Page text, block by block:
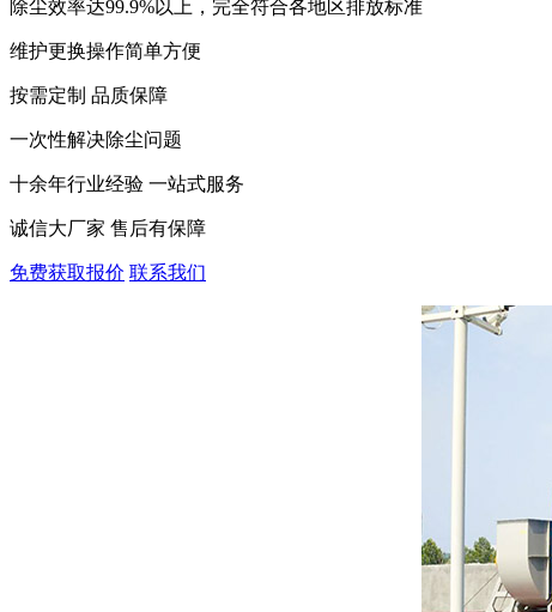
除尘效率达99.9%以上，完全符合各地区排放标准
维护更换操作简单方便
按需定制 品质保障
一次性解决除尘问题
十余年行业经验 一站式服务
诚信大厂家 售后有保障
免费获取报价 联系我们